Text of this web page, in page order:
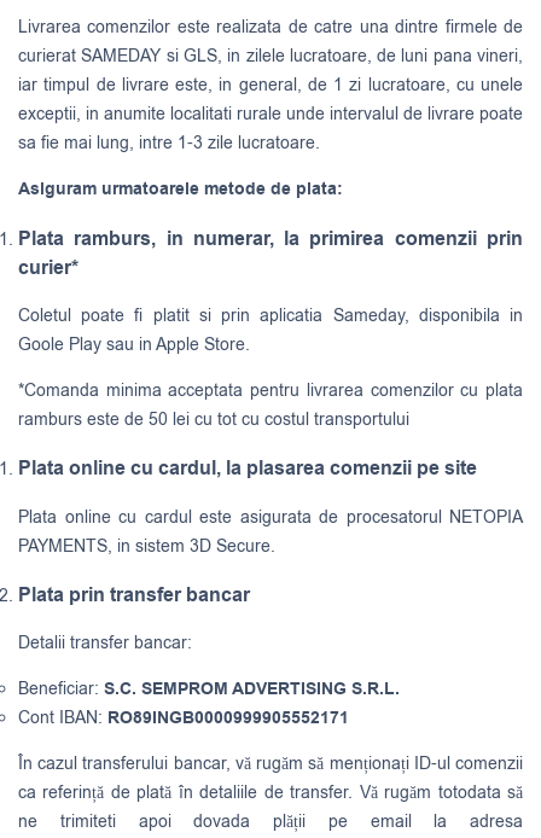
Livrarea comenzilor este realizata de catre una dintre firmele de
curieratSAMEDAY si GLS, in zilele lucratoare, de luni pana vineri,
iar timpul de livrare este, in general, de 1 zi lucratoare, cu unele
exceptii, in anumite localitati rurale unde intervalul de livrare poate
sa fie mai lung, intre 1-3 zile lucratoare.
Asiguram urmatoarele metode de plata:
Plata ramburs, in numerar, la primirea comenzii prin
curier*
Coletul poate fi platit si prin aplicatia Sameday, disponibila in
Goole Play sau in Apple Store.
*Comanda minima acceptata pentru livrarea comenzilor cu plata
ramburs este de 50 lei cu tot cu costul transportului
Plata online cu cardul, la plasarea comenzii pe site
Plata online cu cardul este asigurata de procesatorul NETOPIA
PAYMENTS, in sistem 3D Secure.
Plata prin transfer bancar
Detalii transfer bancar:
Beneficiar: S.C. SEMPROM ADVERTISING S.R.L.
Cont IBAN: RO89INGB0000999905552171
În cazul transferului bancar, vă rugăm să menționați ID-ul comenzii
ca referință de plată în detaliile de transfer. Vă rugăm totodata să
ne trimiteti apoi dovada plății pe email la adresa